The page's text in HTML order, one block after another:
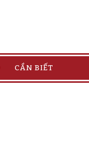
CẦN BIẾT